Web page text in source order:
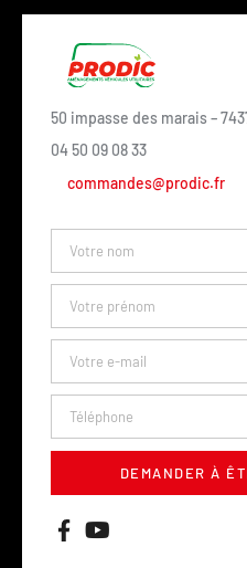
50 impasse des marais –
04 50 09 08 33
commandes@prodic.fr
DEMANDER À